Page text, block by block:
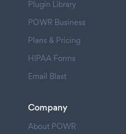
Plugin Library
POWR Business
Plans & Pricing
HIPAA Forms
Email Blast
Company
About POWR